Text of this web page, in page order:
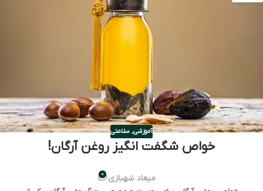
آموزشی, سلامتی
خواص شگفت انگیز روغن آرگان!
میعاد شهبازی 0